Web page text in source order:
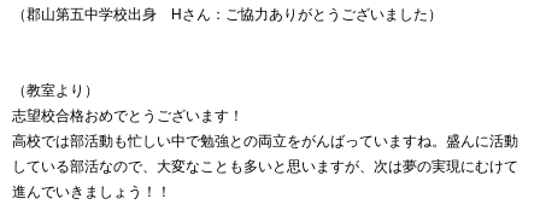
（郡山第五中学校出身 Hさん：ご協力ありがとうございました）
（教室より）
志望校合格おめでとうございます！
高校では部活動も忙しい中で勉強との両立をがんばっていますね。盛んに活動
している部活なので、大変なことも多いと思いますが、次は夢の実現にむけて
進んでいきましょう！！